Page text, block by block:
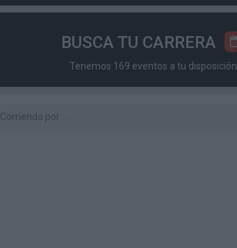
BUSCA TU CARRERA
Tenemos 169 eventos a tu disposición
Corriendo por …